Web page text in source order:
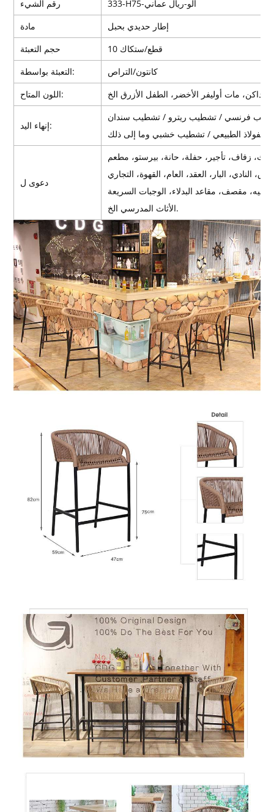
رقم الشيء
333-H75-ألو-ريال عماني
مادة
إطار حديدي بحبل
حجم التعبئة
10 قطع/ستكاك
التعبئة بواسطة:
كانتون/التراص
اللون المتاح:
إنهاء اليد:
دعوى ل
الأثاث المدرسي الخ.